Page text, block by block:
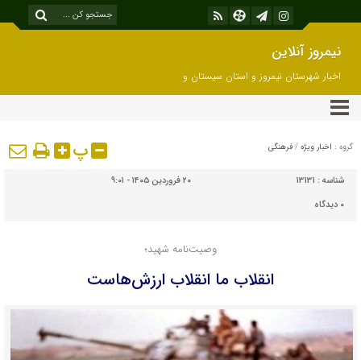
نیمروز آنلاین
اخبار شهرستان نیمروز و استان سیستان و
بلوچستان
گروه : اخبار ویژه / فرهنگی پ
شناسه : 13131
۲۰ فروردین ۱۴۰۵ - ۹:۰۱
۰ دیدگاه
وصیت‌نامه شهید؛
انقلاب ما انقلاب ارزش‌هاست